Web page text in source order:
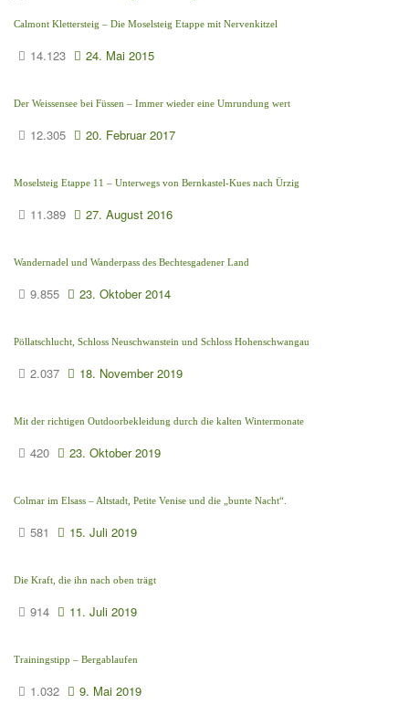
Calmont Klettersteig – Die Moselsteig Etappe mit Nervenkitzel
14.123 24. Mai 2015
Der Weissensee bei Füssen – Immer wieder eine Umrundung wert
12.305 20. Februar 2017
Moselsteig Etappe 11 – Unterwegs von Bernkastel-Kues nach Ürzig
11.389 27. August 2016
Wandernadel und Wanderpass des Bechtesgadener Land
9.855 23. Oktober 2014
Pöllatschlucht, Schloss Neuschwanstein und Schloss Hohenschwangau
2.037 18. November 2019
Mit der richtigen Outdoorbekleidung durch die kalten Wintermonate
420 23. Oktober 2019
Colmar im Elsass – Altstadt, Petite Venise und die „bunte Nacht“.
581 15. Juli 2019
Die Kraft, die ihn nach oben trägt
914 11. Juli 2019
Trainingstipp – Bergablaufen
1.032 9. Mai 2019